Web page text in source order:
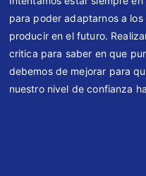
para poder adaptarnos a
producir en el futuro.
critica para saber en que
debemos de mejorar para
nuestro nivel de confianza